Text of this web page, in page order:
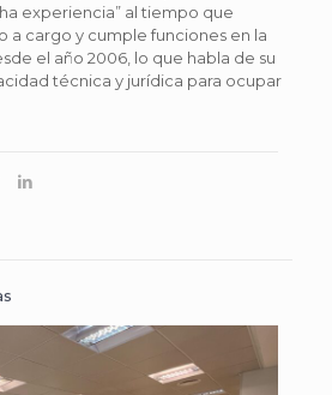
experiencia” al tiempo que
a cargo y cumple funciones en la
el año 2006, lo que habla de su
técnica y jurídica para ocupar